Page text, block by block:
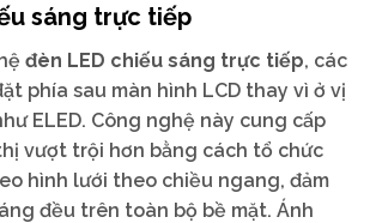
sáng trực tiếp
đèn LED chiếu sáng trực tiếp, các
phía sau màn hình LCD thay vì ở vị
ELED. Công nghệ này cung cấp
vượt trội hơn bằng cách tổ chức
hình lưới theo chiều ngang, đảm
đều trên toàn bộ bề mặt. Ánh